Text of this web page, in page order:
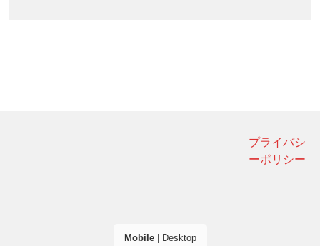
プライバシ
ーポリシー
Mobile| Desktop